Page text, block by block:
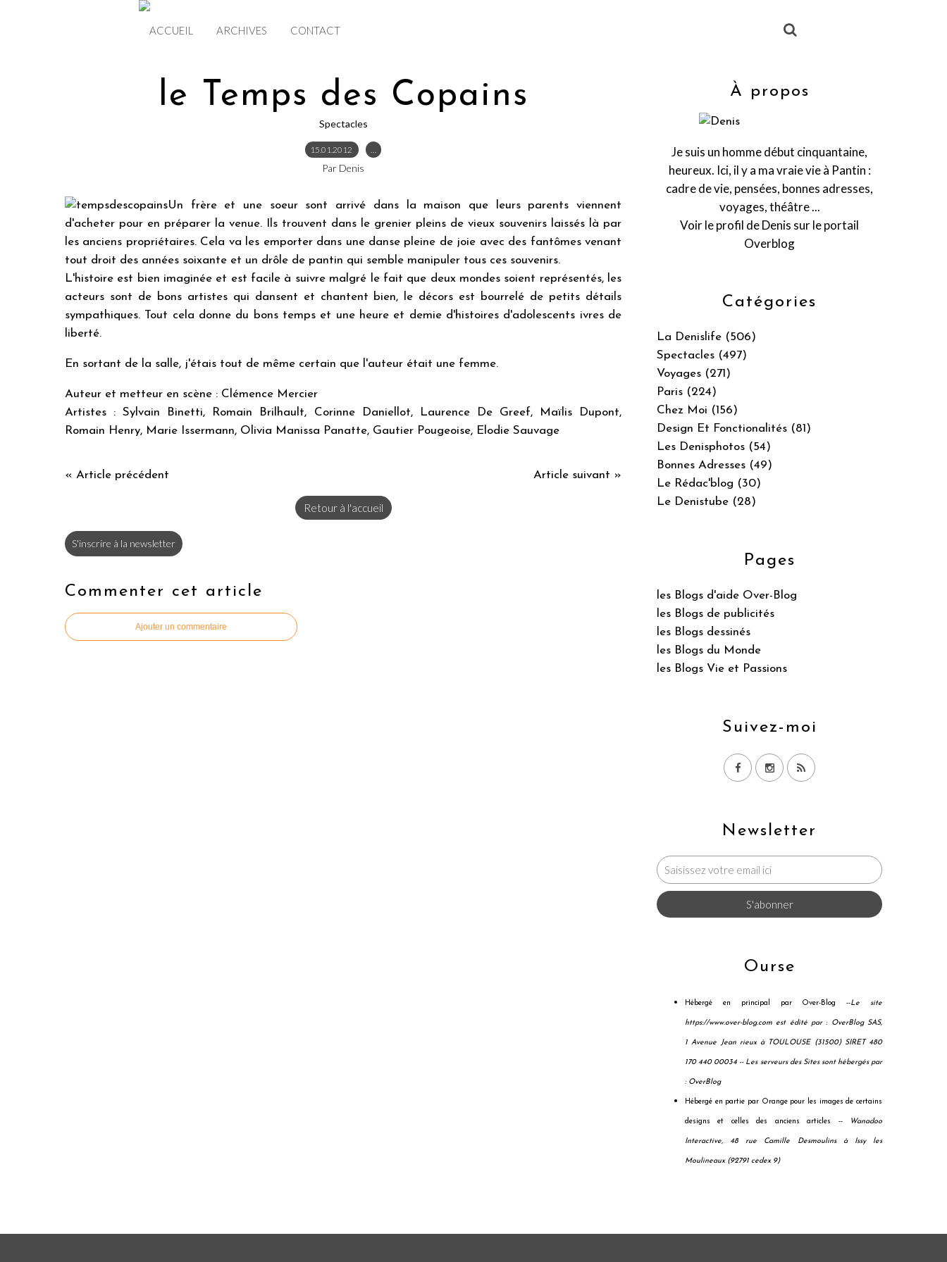
ACCUEIL ARCHIVES CONTACT
le Temps des Copains
Spectacles
15.01.2012 …
Par Denis
Un frère et une soeur sont arrivé dans la maison que leurs parents viennent
d'acheter pour en préparer la venue. Ils trouvent dans le grenier pleins de vieux souvenirs laissés là par
les anciens propriétaires. Cela va les emporter dans une danse pleine de joie avec des fantômes venant
tout droit des années soixante et un drôle de pantin qui semble manipuler tous ces souvenirs.
L'histoire est bien imaginée et est facile à suivre malgré le fait que deux mondes soient représentés, les
acteurs sont de bons artistes qui dansent et chantent bien, le décors est bourrelé de petits détails
sympathiques. Tout cela donne du bons temps et une heure et demie d'histoires d'adolescents ivres de
liberté.
En sortant de la salle, j'étais tout de même certain que l'auteur était une femme.
Auteur et metteur en scène : Clémence Mercier
Artistes : Sylvain Binetti, Romain Brilhault, Corinne Daniellot, Laurence De Greef, Maïlis Dupont,
Romain Henry, Marie Issermann, Olivia Manissa Panatte, Gautier Pougeoise, Elodie Sauvage
« Article précédent Article suivant »
Retour à l'accueil
S'inscrire à la newsletter
Commenter cet article
Ajouter un commentaire
Newsletter
Catégories
La Denislife (506)
Spectacles (497)
Voyages (271)
Paris (224)
Chez Moi (156)
Design Et Fonctionalités (81)
Les Denisphotos (54)
Bonnes Adresses (49)
Le Rédac'blog (30)
Le Denistube (28)
Pages
les Blogs d'aide Over-Blog
les Blogs de publicités
les Blogs dessinés
les Blogs du Monde
les Blogs Vie et Passions
Suivez-moi
À propos
Je suis un homme début cinquantaine,
heureux. Ici, il y a ma vraie vie à Pantin :
cadre de vie, pensées, bonnes adresses,
voyages, théâtre ...
Voir le profil deDenis sur le portail
Overblog
Ourse
Hébergé en principal par Over-Blog --Le site
https://www.over-blog.com est édité par : OverBlog SAS,
1 Avenue Jean rieux à TOULOUSE (31500) SIRET 480
170 440 00034 -- Les serveurs des Sites sont hébergés par
: OverBlog
Hébergé en partie par Orange pour les images de certains
designs et celles des anciens articles -- Wanadoo
Interactive, 48 rue Camille Desmoulins à Issy les
Moulineaux (92791 cedex 9)